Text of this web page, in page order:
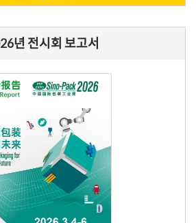
년 전시회 보고서